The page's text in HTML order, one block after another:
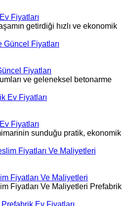
Fiyatları
getirdiği hızlı ve ekonomik
Fiyatları
ve geleneksel betonarme
Fiyatları
sunduğu pratik, ekonomik
Fiyatları Ve Maliyetleri
Fiyatları Ve Maliyetleri Prefabrik